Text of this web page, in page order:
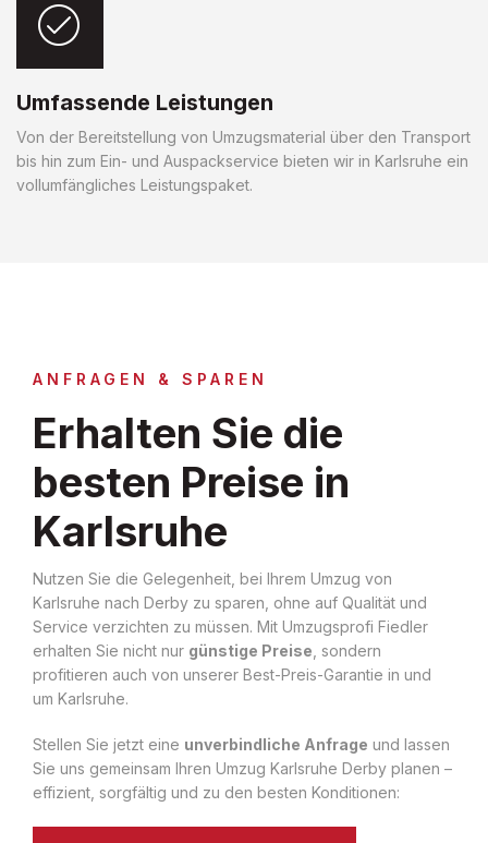
Umfassende Leistungen
Von der Bereitstellung von Umzugsmaterial über den Transport
bis hin zum Ein- und Auspackservice bieten wir in Karlsruhe ein
vollumfängliches Leistungspaket.
ANFRAGEN & SPAREN
Erhalten Sie die
besten Preise in
Karlsruhe
Nutzen Sie die Gelegenheit, bei Ihrem Umzug von
Karlsruhe nach Derby zu sparen, ohne auf Qualität und
Service verzichten zu müssen. Mit Umzugsprofi Fiedler
erhalten Sie nicht nur günstige Preise , sondern
profitieren auch von unserer Best-Preis-Garantie in und
um Karlsruhe.
Stellen Sie jetzt eine unverbindliche Anfrage und lassen
Sie uns gemeinsam Ihren Umzug Karlsruhe Derby planen –
effizient, sorgfältig und zu den besten Konditionen: